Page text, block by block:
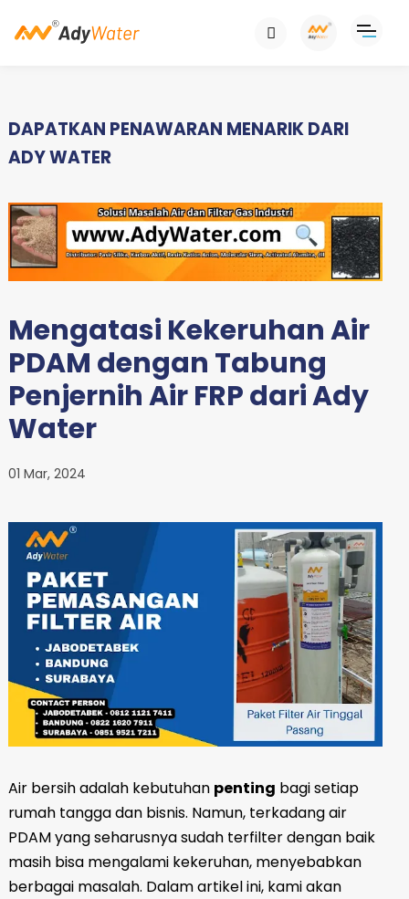
DAPATKAN PENAWARAN MENARIK DARI
ADY WATER
Mengatasi Kekeruhan Air
PDAM dengan Tabung
Penjernih Air FRP dari Ady
Water
01 Mar, 2024
Air bersih adalah kebutuhan penting bagi setiap
rumah tangga dan bisnis. Namun, terkadang air
PDAM yang seharusnya sudah terfilter dengan baik
masih bisa mengalami kekeruhan, menyebabkan
berbagai masalah. Dalam artikel ini, kami akan